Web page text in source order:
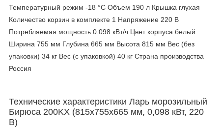
Температурный режим -18 °С Объем 190 л Крышка глухая
Количество корзин в комплекте 1 Напряжение 220 В
Потребляемая мощность 0.098 кВт/ч Цвет корпуса белый
Ширина 755 мм Глубина 665 мм Высота 815 мм Вес (без
упаковки) 34 кг Вес (с упаковкой) 40 кг Страна производства
Россия
Технические характеристики Ларь морозильный
Бирюса 200KX (815x755x665 мм, 0,098 кВт, 220
В)